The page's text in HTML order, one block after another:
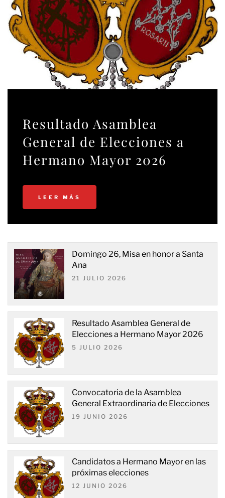
Resultado Asamblea
General de Elecciones a
Hermano Mayor 2026
LEER MÁS
Domingo 26, Misa en honor a Santa
Ana
21 JULIO 2026
Resultado Asamblea General de
Elecciones a Hermano Mayor 2026
5 JULIO 2026
Convocatoria de la Asamblea
General Extraordinaria de Elecciones
19 JUNIO 2026
Candidatos a Hermano Mayor en las
próximas elecciones
12 JUNIO 2026